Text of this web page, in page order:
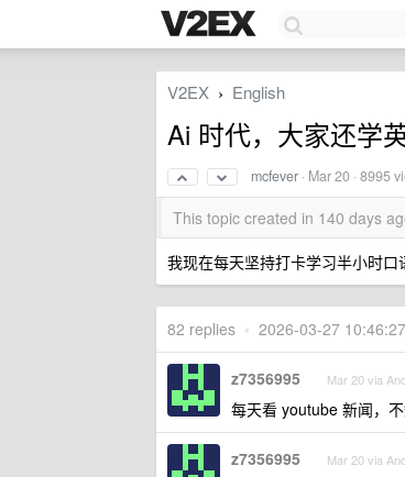
V2EX › English
Ai 时代，大家还学
mcfever · Mar 20 · 8995
This topic created in 140 days
我现在每天坚持打卡学习半小时口
82 replies • 2026-03-27
z7356995 Mar 20 via
每天看 youtube 新闻，
z7356995 Mar 20 via